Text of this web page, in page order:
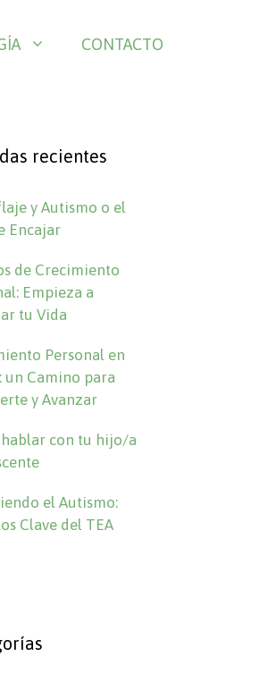
CONTACTO
recientes
y Autismo o el
Encajar
de Crecimiento
Empieza a
tu Vida
Personal en
un Camino para
y Avanzar
con tu hijo/a
el Autismo:
Clave del TEA